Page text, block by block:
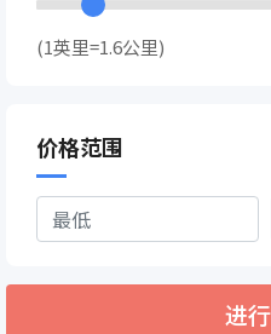
(1英里=1.6公里)
价格范围
进